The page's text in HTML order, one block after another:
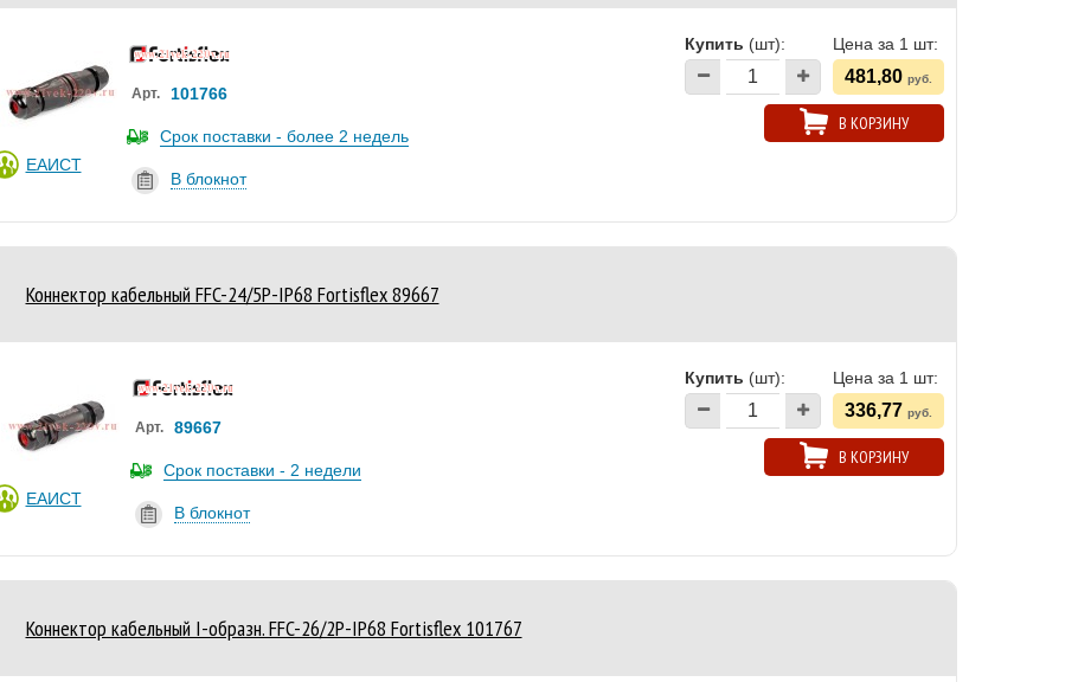
ЕАИСТ
Арт. 101766
Срок поставки - более 2 недель
В блокнот
Купить (шт): Цена за 1 шт:
481,80 руб.
В КОРЗИНУ
Коннектор кабельный FFC-24/5Р-IP68 Fortisflex 89667
ЕАИСТ
Арт. 89667
Срок поставки - 2 недели
В блокнот
Купить (шт): Цена за 1 шт:
336,77 руб.
В КОРЗИНУ
Коннектор кабельный I-образн. FFC-26/2P-IP68 Fortisflex 101767